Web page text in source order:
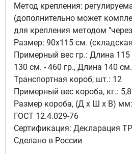
Метод крепления:
(дополнительно может
для крепления методом
Размер: 90х115 см.
Примерный вес гр.: Длина 115
130 см. - 460 гр., Длина 140
Транспортная короб, шт.: 12
Примерный вес короба, кг.: 5,8
Размер короба, (Д х Ш х В)
ГОСТ 12.4.029-76
Сертификация: Декларация
Сделано в России